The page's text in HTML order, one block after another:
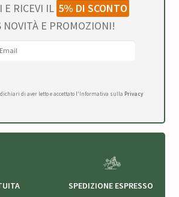
E RICEVI IL 5% DI SCONTO
NOVITÀ E PROMOZIONI!
di aver letto e accettato l'Informativa sulla Privacy
SPEDIZIONE ESPRESSO